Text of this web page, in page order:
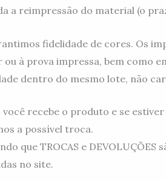
a reimpressão do material (o
fidelidade de cores. Os
à prova impressa, bem como
dentro do mesmo lote, não
você recebe o produto e se
a possível troca.
que TROCAS e
no site.